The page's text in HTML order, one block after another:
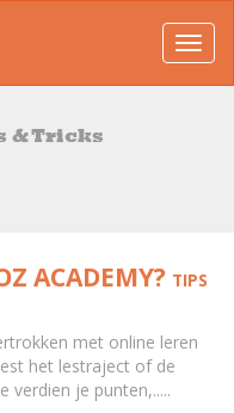
& Tricks
ACADEMY? TIPS
met online leren
het lestraject of de
verdien je punten,.....